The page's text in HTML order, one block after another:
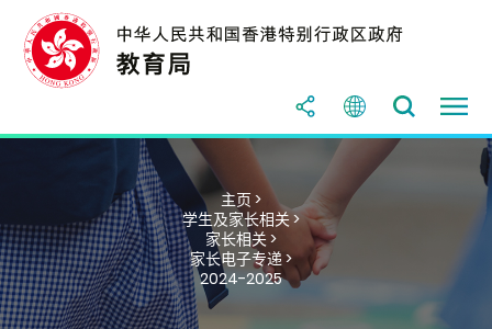
主页 >
学生及家长相关 >
家长相关 >
家长电子专递 >
2024-2025